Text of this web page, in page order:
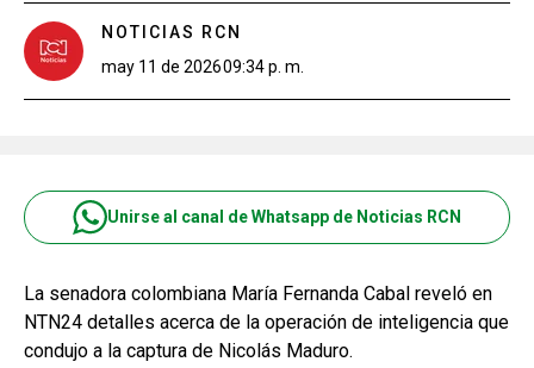
NOTICIAS RCN
may 11 de 202609:34 p. m.
Unirse al canal de Whatsapp de Noticias RCN
La senadora colombiana María Fernanda Cabal reveló en
NTN24 detalles acerca de la operación de inteligencia que
condujo a la captura de Nicolás Maduro.